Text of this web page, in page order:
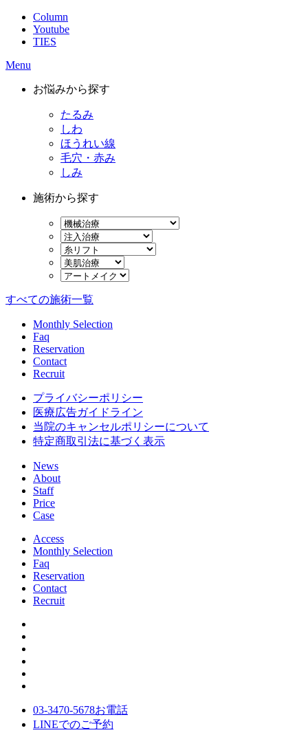
Column
Youtube
TIES
Menu
お悩みから探す
たるみ
しわ
ほうれい線
毛穴・赤み
しみ
施術から探す
すべての施術一覧
Monthly Selection
Faq
Reservation
Contact
Recruit
プライバシーポリシー
医療広告ガイドライン
当院のキャンセルポリシーについて
特定商取引法に基づく表示
News
About
Staff
Price
Case
Access
Monthly Selection
Faq
Reservation
Contact
Recruit
03-3470-5678お電話
LINEでのご予約